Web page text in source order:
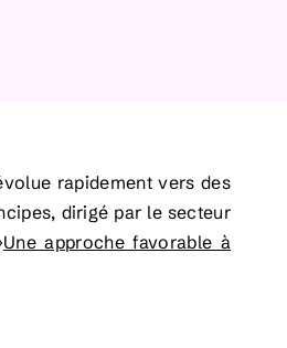
rapidement vers des
dirigé par le secteur
Une approche favorable à